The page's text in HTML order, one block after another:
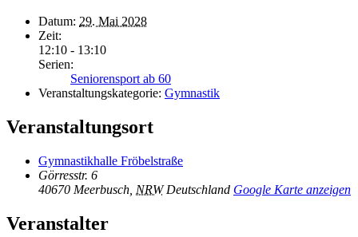
Datum: 29. Mai 2028
Zeit:
12:10 - 13:10
Serien:
Seniorensport ab 60
Veranstaltungskategorie: Gymnastik
Veranstaltungsort
Gymnastikhalle Fröbelstraße
Görresstr. 6
40670 Meerbusch NRW Deutschland Google Karte anzeigen
Veranstalter